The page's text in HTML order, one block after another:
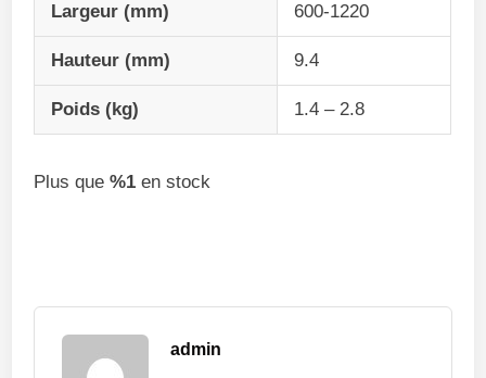
Largeur (mm) 600-1220
Hauteur (mm) 9.4
Poids (kg) 1.4 – 2.8
Plus que%1 en stock
admin